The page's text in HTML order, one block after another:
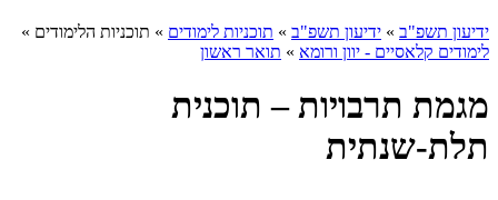
ידיעון תשפ"ב » ידיעון תשפ"ב » תוכניות לימודים » תוכניות הלימודים »
לימודים קלאסיים - יוון ורומא » תואר ראשון
מגמת תרבויות – תוכנית
תלת-שנתית